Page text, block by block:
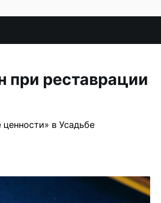
при реставрации
в Усадьбе